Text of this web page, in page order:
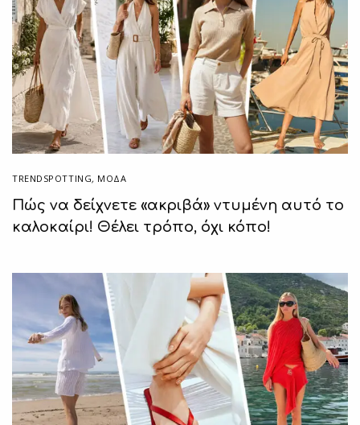
TRENDSPOTTING, ΜΟΔΑ
Πώς να δείχνετε «ακριβά» ντυμένη αυτό το
καλοκαίρι! Θέλει τρόπο, όχι κόπο!